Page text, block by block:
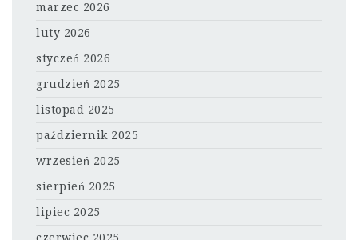
marzec 2026
luty 2026
styczeń 2026
grudzień 2025
listopad 2025
październik 2025
wrzesień 2025
sierpień 2025
lipiec 2025